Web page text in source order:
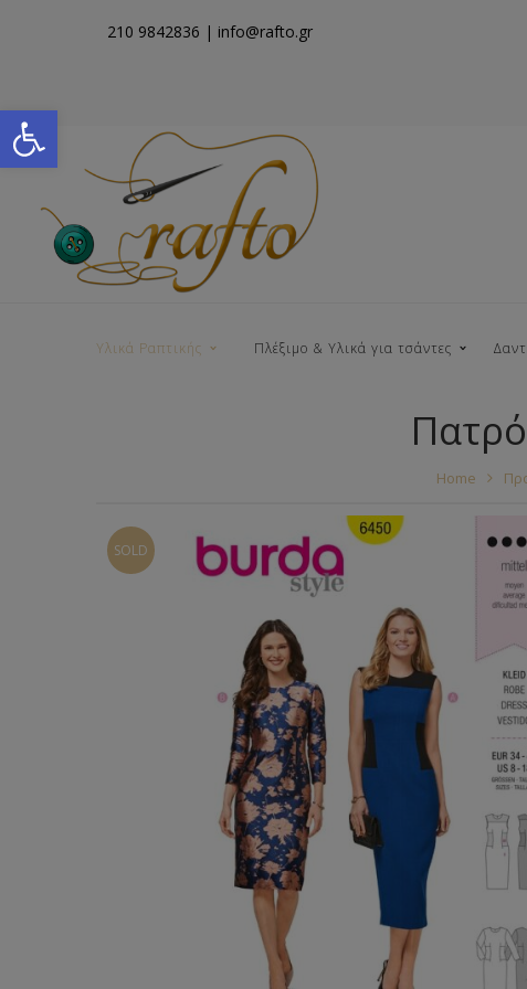
Open toolbar
210 9842836 | info@rafto.gr
Υλικά Ραπτικής Πλέξιμο & Υλικά για τσάντες
Νήματα για Τσάντες
Χερούλια Τσάντας
Ιμάντες
Home
SOLD